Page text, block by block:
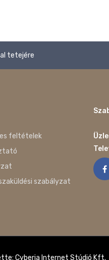
tetejére
feltételek
szabályzat
Cyberia Internet Stúdió Kft.